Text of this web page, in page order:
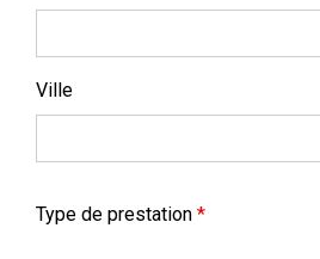
Ville
Type de prestation *